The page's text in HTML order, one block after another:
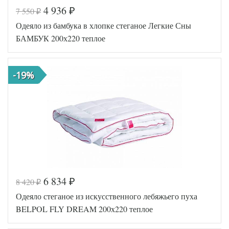
Код товара
Артикул
ОТСбп30-20
Длина
(евро)
Сезонность
Наполнитель
Ткань
(Россия)
Код товара
517-573
Артикул
AGD-200
(40)04-БВ
Длина
(евро)
7 550₽ 4 936 ₽
Одеяло из бамбука в хлопке стеганое Легкие Сны
БАМБУК 200х220 теплое
-19%
8 420₽ 6 834 ₽
Одеяло стеганое из искусственного лебяжьего пуха
BELPOL FLY DREAM 200х220 теплое